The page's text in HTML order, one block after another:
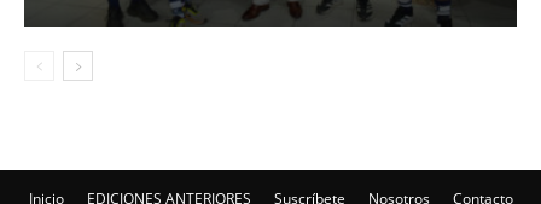
Inicio EDICIONES ANTERIORES Suscríbete Nosotros Contacto